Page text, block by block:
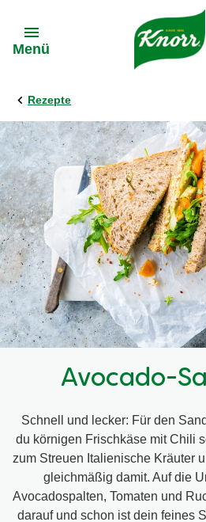
Menü
Rezepte
Avocado-
Schnell und lecker: Für den
du körnigen Frischkäse mit Chili
zum Streuen Italienische Kräuter
gleichmäßig damit. Auf die
Avocadospalten, Tomaten und
darauf und schon ist dein feines